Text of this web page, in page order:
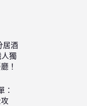
居酒
獨
！
：